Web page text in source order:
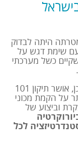
שמטרתה היתה לבדוק
עם שימת דגש על
כשל מערכתי
בשנת 2014, יותר מעשור לאחר מכן, אושר תיקון 101
על הקמת מכוני
וביצוע של
לכל